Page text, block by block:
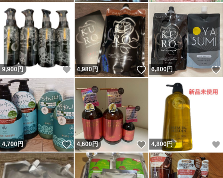
9,900 円 いいね！
4,980円 いいね！
6,800円
4,700円 いいね！
4,600円 いいね！
4,800円